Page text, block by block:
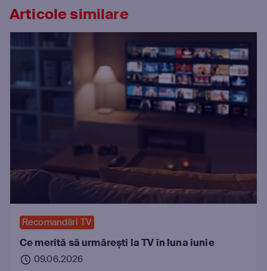
Articole similare
Recomandări TV
Ce merită să urmărești la TV în luna iunie
09.06.2026